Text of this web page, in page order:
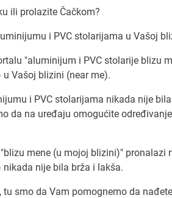
ili prolazite Čačkom?
i PVC stolarijama u Vašoj
"aluminijum i PVC stolarije blizu
Vašoj blizini (near me).
i PVC stolarijama nikada nije
da na uređaju omogućite
mene (u mojoj blizini)"
nije bila brža i lakša.
tu smo da Vam pomognemo da